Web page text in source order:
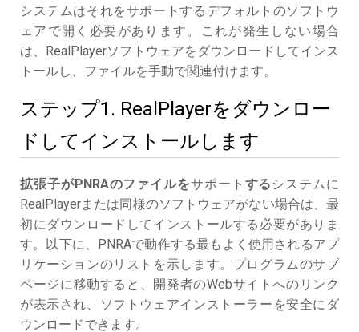
システムはそれをサポートするデフォルトのソフトウ
ェアで開く必要があります。これが発生しない場合
は、RealPlayerソフトウェアをダウンロードしてインス
トールし、ファイルを手動で関連付けます。
ステップ1. RealPlayerをダウンロー
ドしてインストールします
拡張子がPNRAのファイルをサポート する システムに
RealPlayerまたは同様のソフトウェアがない場合は、最
初にダウンロードしてインストールする必要がありま
す。以下に、PNRAで動作する最もよく使用されるアプ
リケーションのリストを示します。プログラムのサブ
ページに移動すると、開発者のWebサイトへのリンク
が表示され、ソフトウェアインストーラーを安全にダ
ウンロードできます。